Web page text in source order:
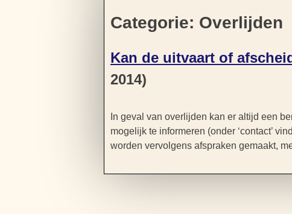
Categorie: Overlijden
Kan de uitvaart of
2014)
In geval van overlijden kan er altijd een
mogelijk te informeren (onder ‘contact’
worden vervolgens afspraken gemaakt,